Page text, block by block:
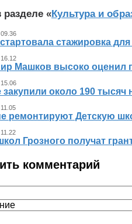
разделе «Культура и
стажировка
Машков высоко оценил
закупили около 190
ремонтируют Детскую
Грозного получат
комментарий